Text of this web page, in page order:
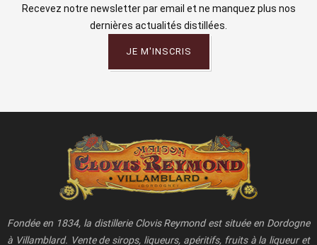
Recevez notre newsletter par email et ne manquez plus nos
dernières actualités distillées.
JE M'INSCRIS
Fondée en 1834, la distillerie Clovis Reymond est située en Dordogne
à Villamblard. Vente de sirops, liqueurs, apéritifs, fruits à la liqueur et